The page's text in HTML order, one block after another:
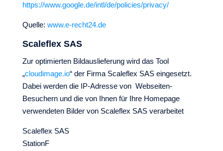
https://www.google.de/intl/de/policies/privacy/
Quelle: www.e-recht24.de
Scaleflex SAS
Zur optimierten Bildauslieferung wird das Tool
„cloudimage.io“ der Firma Scaleflex SAS eingesetzt.
Dabei werden die IP-Adresse von Webseiten-
Besuchern und die von Ihnen für Ihre Homepage
verwendeten Bilder von Scaleflex SAS verarbeitet
Scaleflex SAS
StationF